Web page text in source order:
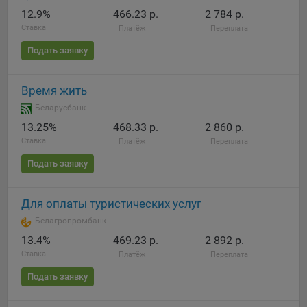
При этом, некоторые браузеры позволяют посещать
интернет-сайты в режиме «Инкогнито», чтобы ограничить
хранимый на компьютере объем информации и
сохраненные файлов cookie выбрав соответствующую
опцию в истории браузера.
Подробнее о параметрах управления можно ознакомиться,
перейдя по внешним ссылкам, ведущим на
соответствующие страницы сайтов основных браузеров:
Chrome
Safari
Microsoft Edge
12.9%
Ставка
466.23 р.
Платёж
2 784 р.
Переплата
Подать заявку
Время жить
Беларусбанк
13.25%
Ставка
468.33 р.
Платёж
2 860 р.
Переплата
Подать заявку
Для оплаты туристических услуг
Белагропромбанк
13.4%
Ставка
469.23 р.
Платёж
2 892 р.
Переплата
Подать заявку